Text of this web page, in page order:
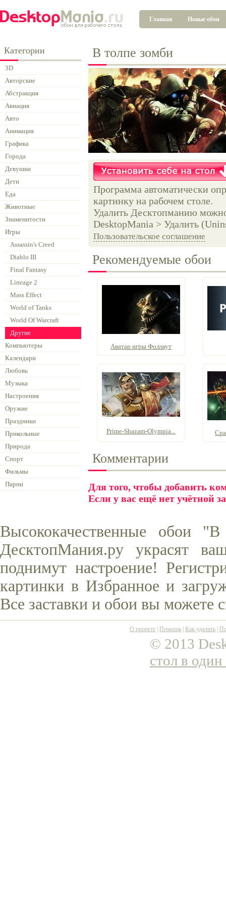
Главная Новые обои
Категории
3D
Авторские
Абстракция
Авиация
Авто
Анимация
Графика
Города
Девушки
Дети
Еда
Животные
Знаменитости
Игры
Assassin's Creed
Diablo III
Final Fantasy
Lineage 2
Mass Effect
World of Tanks
World Of Warcraft
Другие
Компьютеры
Календари
Любовь
Музыка
Настроения
Оружие
Праздники
Прикольные
Природа
Спорт
Фильмы
Парни
В толпе зомби
Программа автоматически
картинку на рабочем столе.
Удалить Десктопманию
DesktopMania > Удалить
Пользовательское соглашение
Рекомендуемые обои
Аватар игры Фоллаут
Prime-Shazam-Olympia...
Комментарии
Для того, чтобы добавить
Если у вас ещё нет учётной
Высококачественные обои
ДесктопМания.ру украсят
поднимут настроение!
картинки в Избранное и
Все заставки и обои вы можете
О проекте Помощь Как удалить
© 2013
стол в